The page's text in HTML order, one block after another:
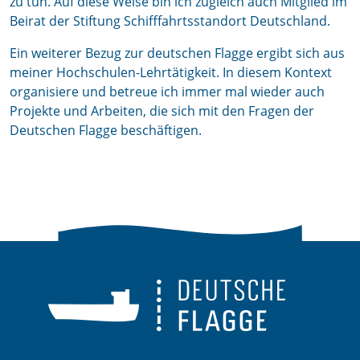
Beirat der Stiftung Schifffahrtsstandort Deutschland.
Ein weiterer Bezug zur deutschen Flagge ergibt sich aus
meiner Hochschulen-Lehrtätigkeit. In diesem Kontext
organisiere und betreue ich immer mal wieder auch
Projekte und Arbeiten, die sich mit den Fragen der
Deutschen Flagge beschäftigen.